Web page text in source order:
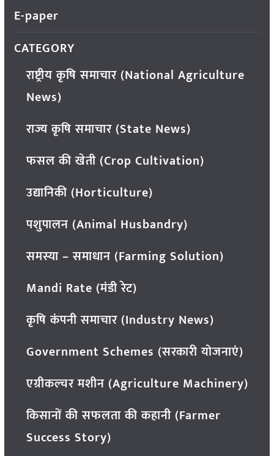
E-paper
CATEGORY
राष्ट्रीय कृषि समाचार (National Agriculture
News)
राज्य कृषि समाचार (State News)
फसल की खेती (Crop Cultivation)
उद्यानिकी (Horticulture)
पशुपालन (Animal Husbandry)
समस्या – समाधान (Farming Solution)
Mandi Rate (मंडी रेट)
कृषि कंपनी समाचार (Industry News)
Government Schemes (सरकारी योजनाएं)
एग्रीकल्चर मशीन (Agriculture Machinery)
किसानों की सफलता की कहानी (Farmer
Success Story)